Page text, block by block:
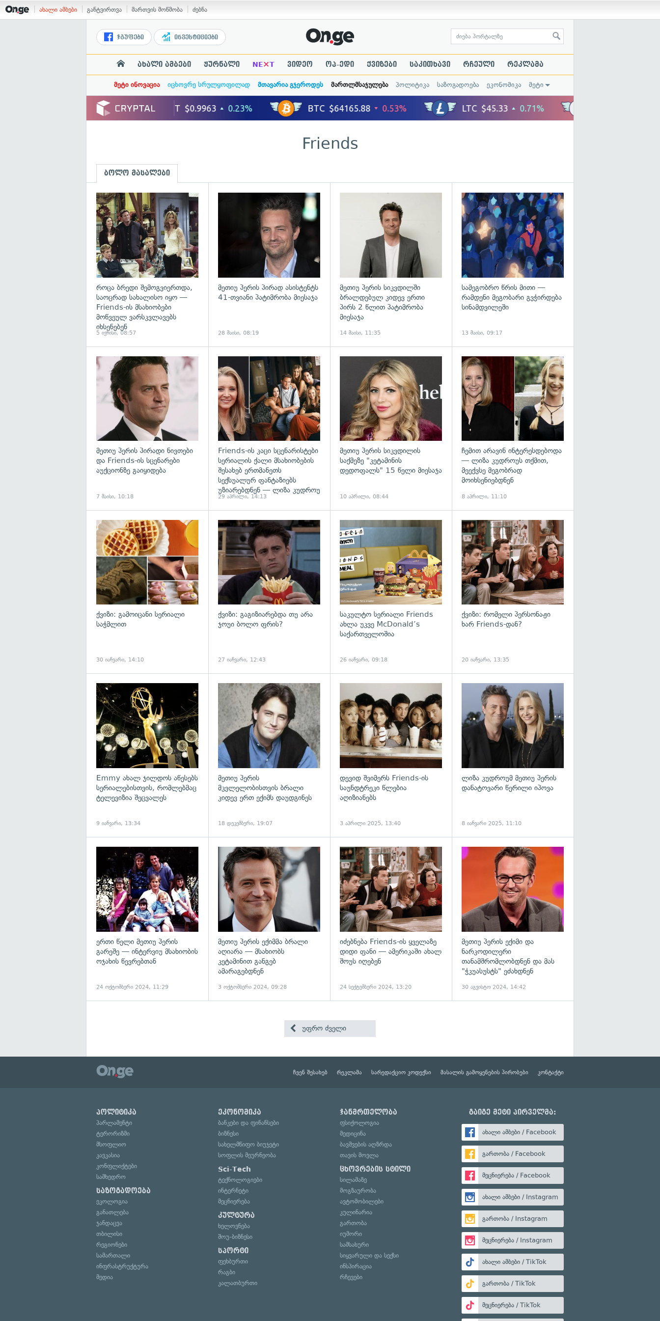
ახალი ამბები განტვირთვა მართვის მოწმობა ძებნა
ჯგუფები ინვესტიციები
ახალი ამბები ჟურნალი NE×T ვიდეო ოპ-ედი ქვიზები საკითხავი რჩეული რეკლამა
მეტი ინოვაცია იცხოვრე სრულყოფილად მთავარია გჯეროდეს მართლმსაჯულება პოლიტიკა საზოგადოება ეკონომიკა მეტი
Friends
ბოლო მასალები
როცა ბრედი შემოგვიერთდა,
საოცრად სახალისო იყო —
Friends-ის მსახიობები
მოწვეულ ვარსკვლავებს
იხსენებენ
5 ივნისი, 08:57
მეთიუ პერის პირად ასისტენტს
41-თვიანი პატიმრობა მიესაჯა
28 მაისი, 08:19
გადახედვა
მეთიუ პერის სიკვდილში
ბრალდებულ კიდევ ერთი
პირს 2 წლით პატიმრობა
მიესაჯა
14 მაისი, 11:35
სამეგობრო წრის მითი —
რამდენი მეგობარი გვჭირდება
სინამდვილეში
13 მაისი, 09:17
გადახედვა
მეთიუ პერის პირადი ნივთები
და Friends-ის სცენარები
აუქციონზე გაიყიდება
7 მაისი, 10:18
Friends-ის კაცი სცენარისტები
სერიალის ქალი მსახიობების
შესახებ ერთმანეთს
სექსუალურ ფანტაზიებს
უზიარებდნენ — ლიზა კუდროუ
29 აპრილი, 14:13
გადახედვა
მეთიუ პერის სიკვდილის
საქმეზე "კეტამინის
დედოფალს" 15 წელი მიესაჯა
10 აპრილი, 08:44
ჩემით არავინ ინტერესდებოდა
— ლიზა კუდროუს თქმით,
მეექვსე მეგობრად
მოიხსენიებდნენ
8 აპრილი, 11:10
ქვიზი: გამოიცანი სერიალი
საჭმლით
30 იანვარი, 14:10
ქვიზი: გაგიზიარებდა თუ არა
ჯოუი ბოლო ფრის?
27 იანვარი, 12:43
საკულტო სერიალი Friends
ახლა უკვე McDonald’s
საქართველოშია
26 იანვარი, 09:18
ქვიზი: რომელი პერსონაჟი
ხარ Friends-დან?
20 იანვარი, 13:35
გადახედვა
Emmy ახალ ჯილდოს აწესებს
სერიალებისთვის, რომლებმაც
ტელევიზია შეცვალეს
9 იანვარი, 13:34
გადახედვა
მეთიუ პერის
მკვლელობისთვის ბრალი
კიდევ ერთ ექიმს დაუდგინეს
18 დეკემბერი, 19:07
გადახედვა
დევიდ შვიმერს Friends-ის
საუნდტრეკი წლებია
აღიზიანებს
3 აპრილი 2025, 13:40
ლიზა კუდროუმ მეთიუ პერის
დანატოვარი წერილი იპოვა
8 იანვარი 2025, 11:10
გადახედვა
ერთი წელი მეთიუ პერის
გარეშე — ინტერვიუ მსახიობის
ოჯახის წევრებთან
24 ოქტომბერი 2024, 11:29
გადახედვა
მეთიუ პერის ექიმმა ბრალი
აღიარა — მსახიობს
კეტამინით განგებ
ამარაგებდნენ
3 ოქტომბერი 2024, 09:28
გადახედვა
იძებნება Friends-ის ყველაზე
დიდი ფანი — ამერიკაში ახალ
შოუს იღებენ
24 სექტემბერი 2024, 13:20
მეთიუ პერის ექიმი და
ნარკოდილერი
თანამშრომლობდნენ და მას
"ჭკუასუსტს" ეძახდნენ
30 აგვისტო 2024, 14:42
უფრო ძველი
ჩვენ შესახებ რეკლამა სარედაქციო კოდექსი მასალის გამოყენების პირობები კონტაქტი
პოლიტიკა
პარლამენტი
ტერორიზმი
მსოფლიო
კავკასია
კონფლიქტები
სამხედრო
საზოგადოება
ეკოლოგია
განათლება
ჯანდაცვა
თბილისი
რეგიონები
სამართალი
ინფრასტრუქტურა
მედია
ეკონომიკა
ბანკები და ფინანსები
ბიზნესი
სახელმწიფო ბიუჯეტი
სოფლის მეურნეობა
Sci-Tech
ტექნოლოგიები
ინტერნეტი
მეცნიერება
კულტურა
ხელოვნება
შოუ-ბიზნესი
სპორტი
ფეხბურთი
რაგბი
კალათბურთი
ჯანმრთელობა
ფსიქოლოგია
მედიცინა
ბავშვების აღზრდა
თავის მოვლა
ცხოვრების სტილი
სილამაზე
მოგზაურობა
ავტომობილები
კულინარია
გართობა
იუმორი
სამსახური
სიყვარული და სექსი
ინსპირაცია
რჩევები
გაიგე მეტი პირველმა:
ახალი ამბები / Facebook
გართობა / Facebook
მეცნიერება / Facebook
ახალი ამბები / Instagram
გართობა / Instagram
მეცნიერება / Instagram
ახალი ამბები / TikTok
გართობა / TikTok
მეცნიერება / TikTok